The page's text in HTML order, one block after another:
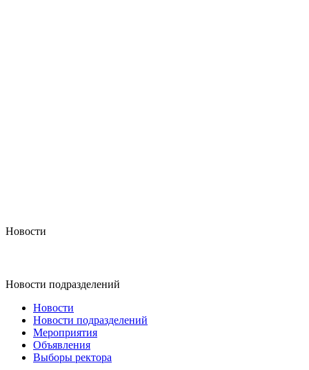
Новости
Новости подразделений
Новости
Новости подразделений
Мероприятия
Объявления
Выборы ректора